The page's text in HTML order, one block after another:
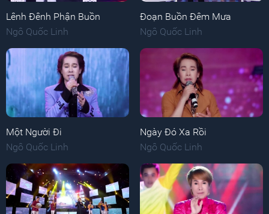
Lênh Đênh Phận Buồn
Ngô Quốc Linh
Đoạn Buồn Đêm Mưa
Ngô Quốc Linh
Một Người Đi
Ngô Quốc Linh
Ngày Đó Xa Rồi
Ngô Quốc Linh